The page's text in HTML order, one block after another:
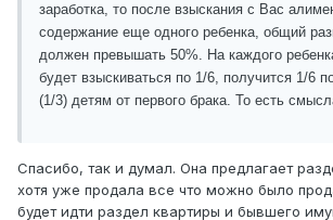
заработка, то после взыскания с Вас
содержание еще одного ребенка, общий
должен превышать 50%. На каждого
будет взыскиваться по 1/6, получится 1/6
(1/3) детям от первого брака. То есть
Спасибо, так и думал. Она предлагает
хотя уже продала все что можно было
будет идти раздел квартиры и бывшего